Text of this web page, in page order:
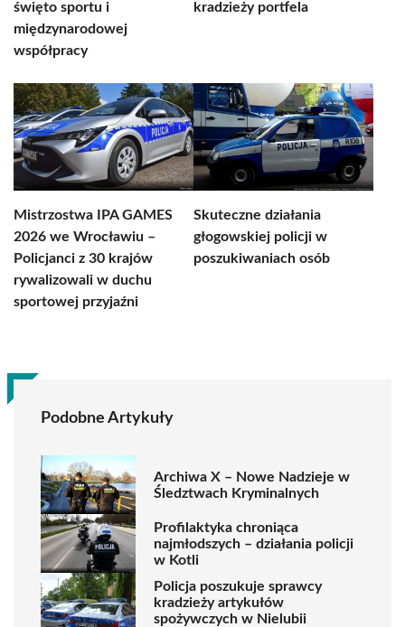
święto sportu i
międzynarodowej
współpracy
kradzieży portfela
Mistrzostwa IPA GAMES
2026 we Wrocławiu –
Policjanci z 30 krajów
rywalizowali w duchu
sportowej przyjaźni
Skuteczne działania
głogowskiej policji w
poszukiwaniach osób
Podobne Artykuły
Archiwa X – Nowe Nadzieje w
Śledztwach Kryminalnych
Profilaktyka chroniąca
najmłodszych – działania policji
w Kotli
Policja poszukuje sprawcy
kradzieży artykułów
spożywczych w Nielubii